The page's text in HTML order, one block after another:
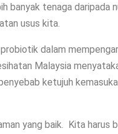
tenaga daripada
usus kita.
dalam
Malaysia
ketujuh
yang baik. Kita harus